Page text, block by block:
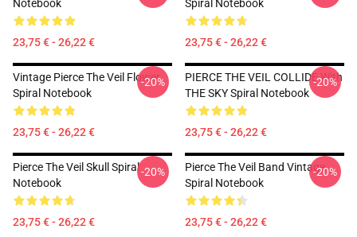
Notebook
23,75 € - 26,22 €
Spiral Notebook
23,75 € - 26,22 €
Vintage Pierce The Veil Flower
Spiral Notebook
23,75 € - 26,22 €
-20%
PIERCE THE VEIL COLLIDE With
THE SKY Spiral Notebook
23,75 € - 26,22 €
-20%
Pierce The Veil Skull Spiral
Notebook
23,75 € - 26,22 €
-20%
Pierce The Veil Band Vintage
Spiral Notebook
23,75 € - 26,22 €
-20%